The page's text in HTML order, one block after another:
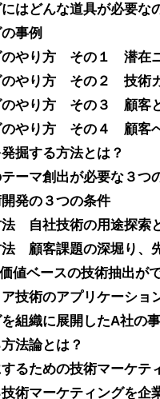
はどんな道具が必要な
事例
のやり方 その１ 潜在
のやり方 その２ 技術
のやり方 その３ 顧客
のやり方 その４ 顧客
発掘する方法とは？
ーマ創出が必要な３つ
発の３つの条件
法 自社技術の用途探索
法 顧客課題の深堀り、
値ベースの技術抽出が
ア技術のアプリケーシ
組織に展開したA社の
法論とは？
するための技術マーケ
術マーケティングを